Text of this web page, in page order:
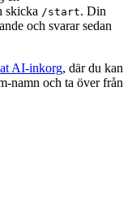
skicka /start. Din
och svarar sedan
AI-inkorg, där du kan
namn och ta över från